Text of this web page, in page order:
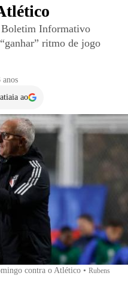
Boletim Informativo
ritmo de jogo
anos
ao
contra o Atlético • Rubens